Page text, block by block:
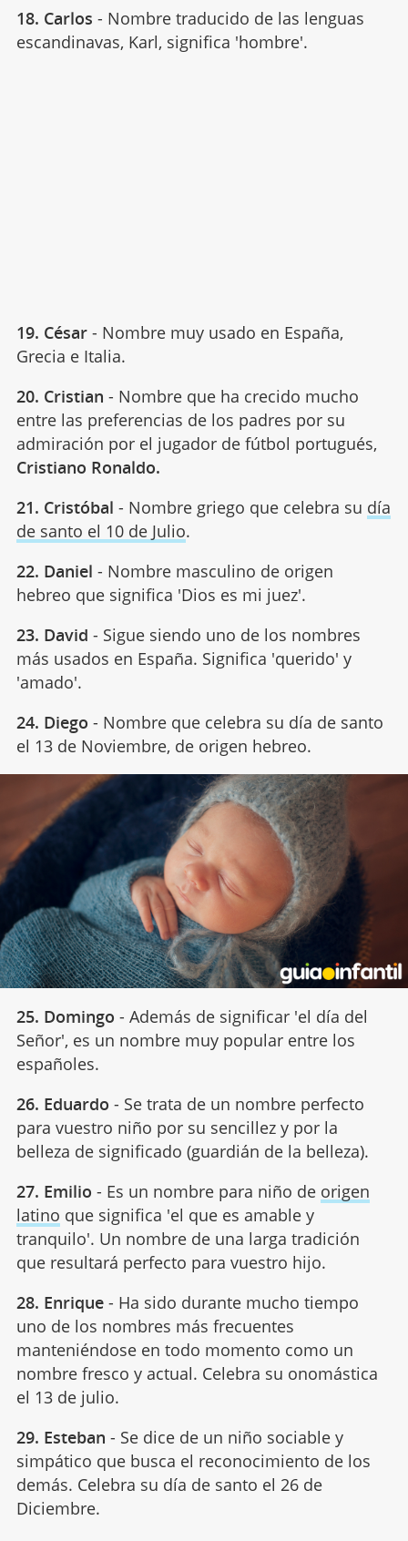
18. Carlos - Nombre traducido de las lenguas
escandinavas, Karl, significa 'hombre'.
19. César- Nombre muy usado en España,
Grecia e Italia.
20. Cristian - Nombre que ha crecido mucho
entre las preferencias de los padres por su
admiración por el jugador de fútbol portugués,
Cristiano Ronaldo.
21. Cristóbal - Nombre griego que celebra su día
de santo el 10 de Julio.
22. Daniel - Nombre masculino de origen
hebreo que significa 'Dios es mi juez'.
23. David - Sigue siendo uno de los nombres
más usados en España. Significa 'querido' y
'amado'.
24. Diego - Nombre que celebra su día de santo
el 13 de Noviembre, de origen hebreo.
25. Domingo - Además de significar 'el día del
Señor', es un nombre muy popular entre los
españoles.
26. Eduardo - Se trata de un nombre perfecto
para vuestro niño por su sencillez y por la
belleza de significado (guardián de la belleza).
27. Emilio - Es un nombre para niño de origen
latino que significa 'el que es amable y
tranquilo'. Un nombre de una larga tradición
que resultará perfecto para vuestro hijo.
28. Enrique- Ha sido durante mucho tiempo
uno de los nombres más frecuentes
manteniéndose en todo momento como un
nombre fresco y actual. Celebra su onomástica
el 13 de julio.
29. Esteban - Se dice de un niño sociable y
simpático que busca el reconocimiento de los
demás. Celebra su día de santo el 26 de
Diciembre.